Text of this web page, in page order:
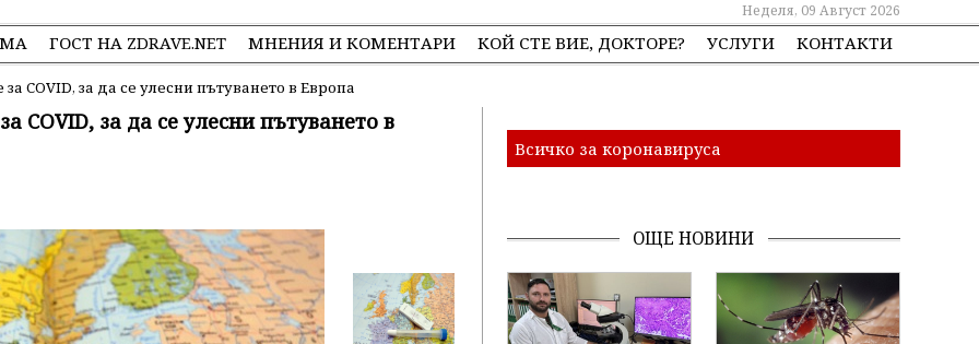
Неделя, 09 Август 2026
ГОСТ НА ZDRAVE.NET МНЕНИЯ И КОМЕНТАРИ КОЙ СТЕ ВИЕ, ДОКТОРЕ? УСЛУГИ КОНТАКТИ
COVID, за да се улесни пътуването в Европа
COVID, за да се улесни пътуването в
Всичко за коронавируса
ОЩЕ НОВИНИ